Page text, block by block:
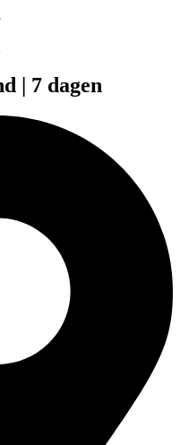
| 7 dagen